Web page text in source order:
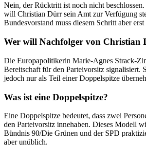
Nein, der Rücktritt ist noch nicht
will Christian Dürr sein Amt zur Verfügung
Bundesvorstand muss diesem Schritt aber
Wer will Nachfolger von Christian
Die Europapolitikerin Marie-Agnes Strack-
Bereitschaft für den Parteivorsitz signalisiert.
jedoch nur als Teil einer Doppelspitze
Was ist eine Doppelspitze?
Eine Doppelspitze bedeutet, dass zwei
den Parteivorsitz innehaben. Dieses Modell
Bündnis 90/Die Grünen und der SPD
aber unüblich.